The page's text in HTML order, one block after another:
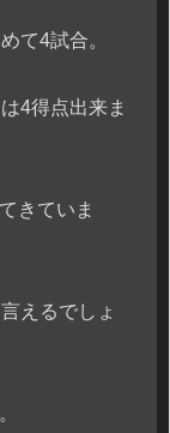
て4試合。
4得点出来ま
きていま
えるでしょ